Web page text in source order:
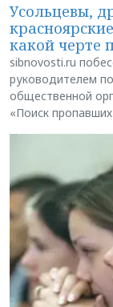
Усольцевы,
какой черте
sibnovosti.ru
руководителем
общественной
«Поиск